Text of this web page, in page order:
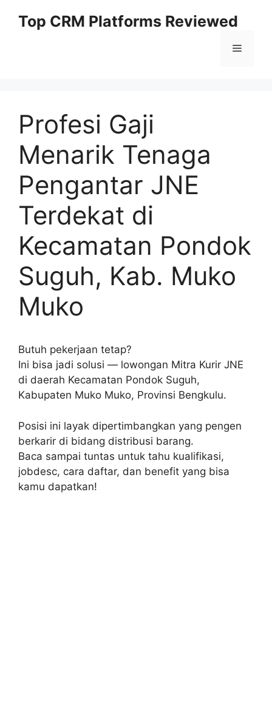
Top CRM Platforms Reviewed
Menu
Profesi Gaji
Menarik Tenaga
Pengantar JNE
Terdekat di
Kecamatan Pondok
Suguh, Kab. Muko
Muko
Butuh pekerjaan tetap?
Ini bisa jadi solusi — lowongan Mitra Kurir JNE
di daerah Kecamatan Pondok Suguh,
Kabupaten Muko Muko, Provinsi Bengkulu.
Posisi ini layak dipertimbangkan yang pengen
berkarir di bidang distribusi barang.
Baca sampai tuntas untuk tahu kualifikasi,
jobdesc, cara daftar, dan benefit yang bisa
kamu dapatkan!